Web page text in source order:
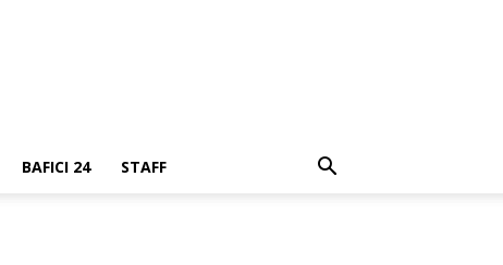
BAFICI 24 STAFF